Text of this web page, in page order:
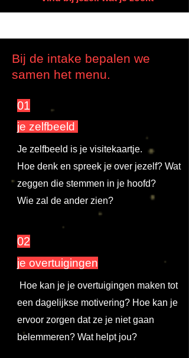
Bij de intake bepalen we
samen het menu.
01
je zelfbeeld
Je zelfbeeld is je visitekaartje.
Hoe denk en spreek je over jezelf? Wat
zeggen die stemmen in je hoofd?
Wie zal de ander zien?
02
je overtuigingen
Hoe kan je je overtuigingen maken tot
een dagelijkse motivering? Hoe kan je
ervoor zorgen dat ze je niet gaan
belemmeren? Wat helpt jou?